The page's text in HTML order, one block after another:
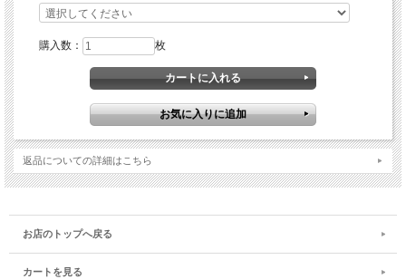
購入数： 枚
返品についての詳細はこちら
お店のトップへ戻る
カートを見る